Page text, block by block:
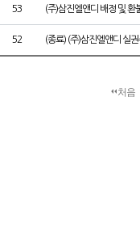
53 (주)삼진엘앤디 배정 및 환
52 (종료) (주)삼진엘앤디 실
처음